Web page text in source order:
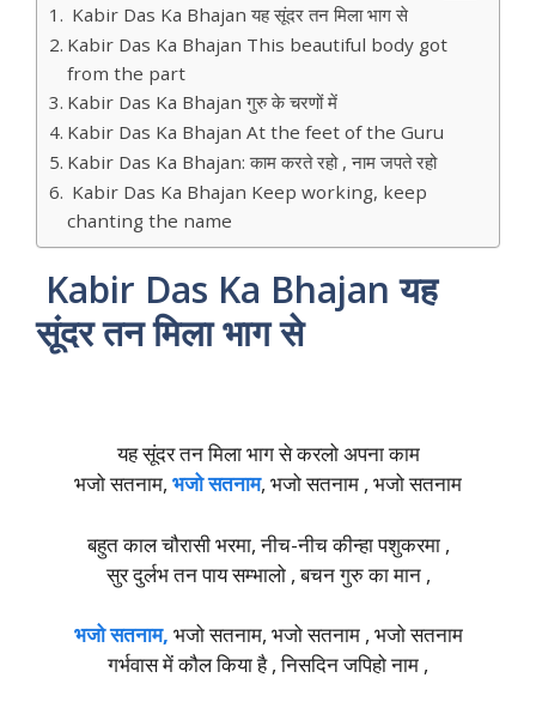
Kabir Das Ka Bhajan यह सूंदर तन मिला भाग से
Kabir Das Ka Bhajan This beautiful body got
from the part
Kabir Das Ka Bhajan गुरु के चरणों में
Kabir Das Ka Bhajan At the feet of the Guru
Kabir Das Ka Bhajan: काम करते रहो , नाम जपते रहो
Kabir Das Ka Bhajan Keep working, keep
chanting the name
Kabir Das Ka Bhajan यह
सूंदर तन मिला भाग से
यह सूंदर तन मिला भाग से करलो अपना काम
भजो सतनाम, भजो सतनाम, भजो सतनाम , भजो सतनाम
बहुत काल चौरासी भरमा, नीच-नीच कीन्हा पशुकरमा ,
सुर दुर्लभ तन पाय सम्भालो , बचन गुरु का मान ,
भजो सतनाम, भजो सतनाम, भजो सतनाम , भजो सतनाम
गर्भवास में कौल किया है , निसदिन जपिहो नाम ,